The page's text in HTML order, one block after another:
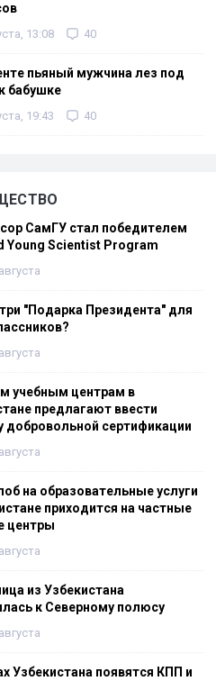
13:08 40
пьяный мужчина лез под
бабушке
19:43 40
СамГУ стал победителем
Young Scientist Program
"Подарка Президента" для
учебным центрам в
предлагают ввести
добровольной сертификации
на образовательные услуги
приходится на частные
центры
из Узбекистана
к Северному полюсу
Узбекистана появятся КПП и